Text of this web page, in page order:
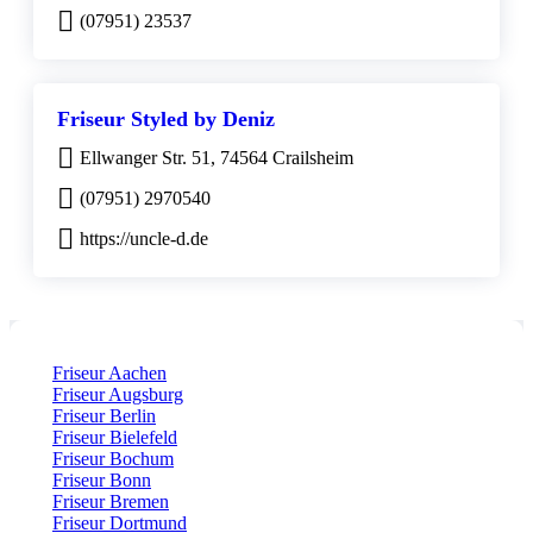
(07951) 23537
Friseur Styled by Deniz
Ellwanger Str. 51, 74564 Crailsheim
(07951) 2970540
https://uncle-d.de
Friseur Aachen
Friseur Augsburg
Friseur Berlin
Friseur Bielefeld
Friseur Bochum
Friseur Bonn
Friseur Bremen
Friseur Dortmund